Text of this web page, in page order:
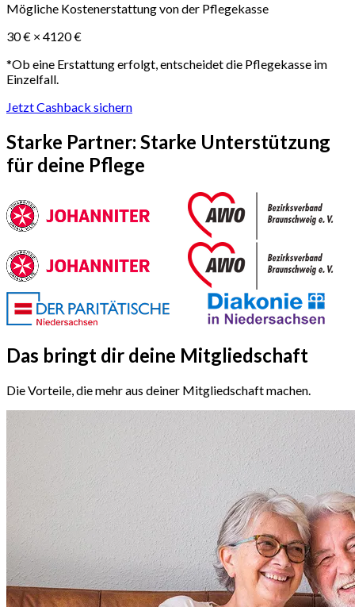
Mögliche Kostenerstattung von der Pflegekasse
30 € × 4120€
*Ob eine Erstattung erfolgt, entscheidet die Pflegekasse im
Einzelfall.
Jetzt Cashback sichern
Starke Partner: Starke Unterstützung
für deine Pflege
Das bringt dir deine Mitgliedschaft
Die Vorteile, die mehr aus deiner Mitgliedschaft machen.